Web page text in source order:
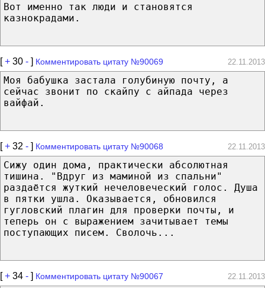
Вот именно так люди и становятся
казнокрадами.
[+ 30 - ] Комментировать цитату №90069 22.11.2013
Моя бабушка застала голубиную почту, а
сейчас звонит по скайпу с айпада через
вайфай.
[+ 32 - ] Комментировать цитату №90068 22.11.2013
Сижу один дома, практически абсолютная
тишина. "Вдруг из маминой из спальни"
раздаётся жуткий нечеловеческий голос. Душа
в пятки ушла. Оказывается, обновился
гугловский плагин для проверки почты, и
теперь он с выражением зачитывает темы
поступающих писем. Сволочь...
[+ 34 - ] Комментировать цитату №90067 22.11.2013